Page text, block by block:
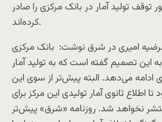
تولید آمار در بانک مرکزی را صادر
کرده‌اند.
امیری در شرق نوشت: بانک مرکزی
این تصمیم گفته است که به تولید آمار
ادامه می‌دهد. البته پیش‌تر از سوی این
اطلاع ثانوی آمار تولیدی این مرکز برای
نخواهد شد. روزنامه «شرق» پیش‌تر